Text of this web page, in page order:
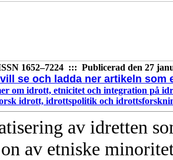
1652–7224 ::: Publicerad den 27
se och ladda ner artikeln
om idrott, etnicitet och integration på
idrott, idrottspolitik och
av idretten
av etniske